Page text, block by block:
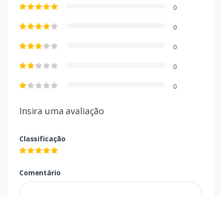
0
0
0
0
0
Insira uma avaliação
Classificação
Comentário